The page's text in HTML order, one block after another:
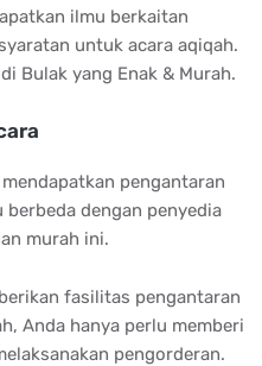
ilmu berkaitan
untuk acara aqiqah.
Bulak yang Enak & Murah.
pengantaran
dengan penyedia
murah ini.
fasilitas pengantaran
Anda hanya perlu memberi
pengorderan.